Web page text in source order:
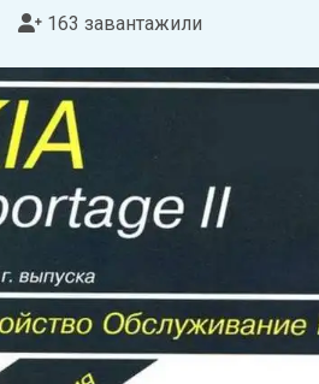
163 завантажили